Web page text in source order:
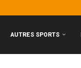
AUTRES SPORTS